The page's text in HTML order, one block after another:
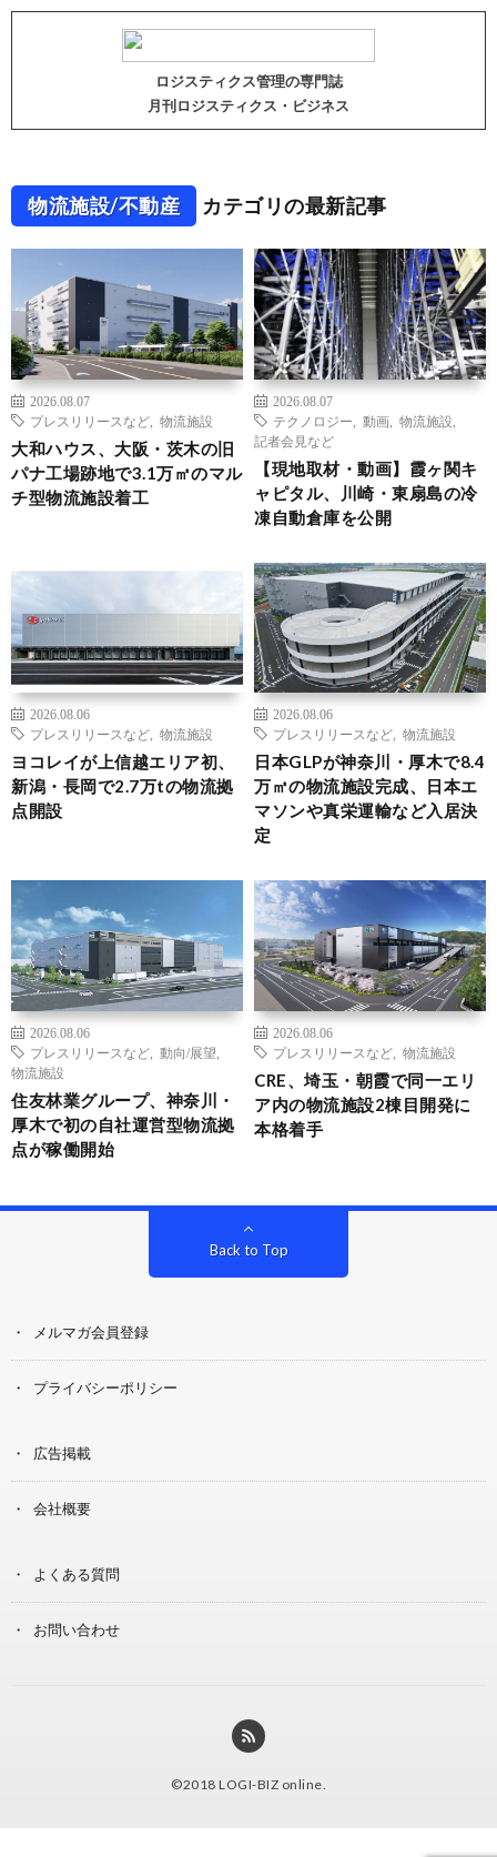
ロジスティクス管理の専門誌
月刊ロジスティクス・ビジネス
物流施設/不動産 カテゴリの最新記事
2026.08.07
プレスリリースなど
物流施設
大和ハウス、大阪・茨木の旧
パナ工場跡地で3.1万㎡のマル
チ型物流施設着工
2026.08.07
テクノロジー
動画 物流施設
記者会見など
【現地取材・動画】霞ヶ関キ
ャピタル、川崎・東扇島の冷
凍自動倉庫を公開
2026.08.06
プレスリリースなど
物流施設
ヨコレイが上信越エリア初、
新潟・長岡で2.7万tの物流拠
点開設
2026.08.06
プレスリリースなど
物流施設
日本GLPが神奈川・厚木で8.4
万㎡の物流施設完成、日本エ
マソンや真栄運輸など入居決
定
2026.08.06
プレスリリースなど
動向/展望
物流施設
住友林業グループ、神奈川・
厚木で初の自社運営型物流拠
点が稼働開始
2026.08.06
プレスリリースなど
物流施設
CRE、埼玉・朝霞で同一エリ
ア内の物流施設2棟目開発に
本格着手
Back to Top
メルマガ会員登録
プライバシーポリシー
広告掲載
会社概要
よくある質問
お問い合わせ
©2018 LOGI-BIZ online